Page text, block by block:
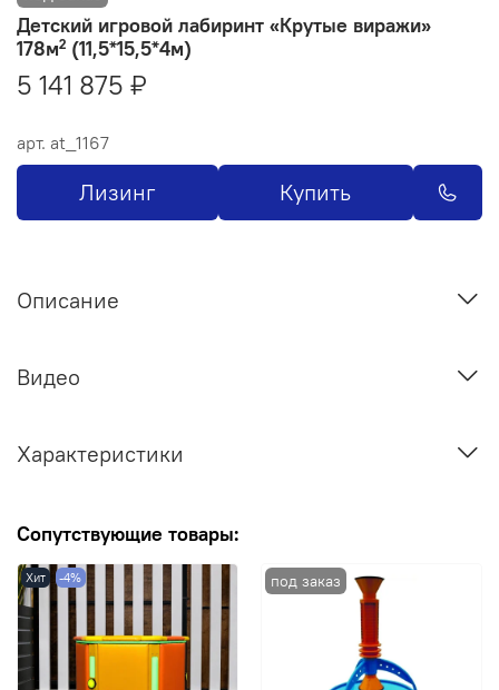
арт. at_1167
Детский игровой лабиринт «Крутые виражи»
178м² (11,5*15,5*4м)
5 141 875 ₽
Лизинг Купить
Описание
Видео
Характеристики
Сопутствующие товары:
Хит -4%